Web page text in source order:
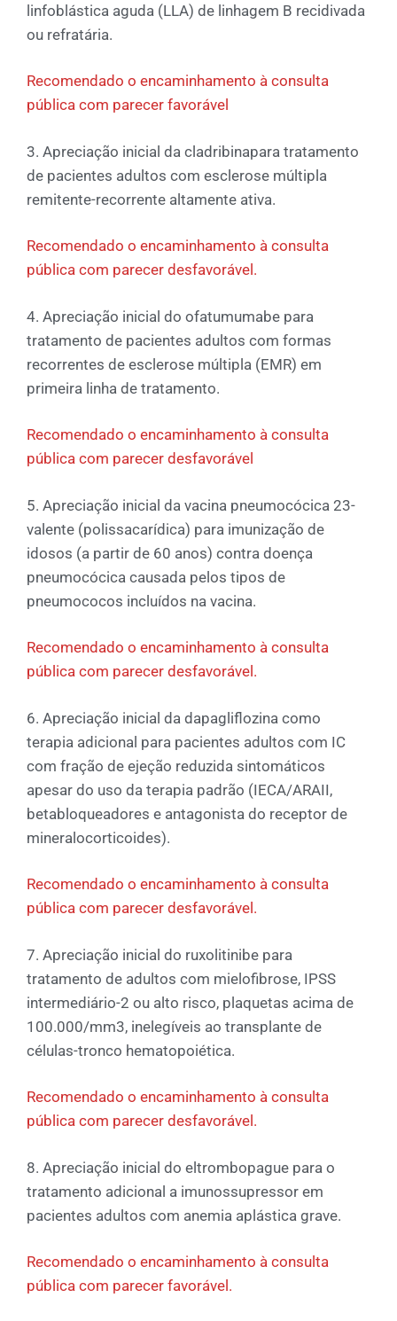
linfoblástica aguda (LLA) de linhagem B recidivada
ou refratária.
Recomendado o encaminhamento à consulta
pública com parecer favorável
3. Apreciação inicial da cladribinapara tratamento
de pacientes adultos com esclerose múltipla
remitente-recorrente altamente ativa.
Recomendado o encaminhamento à consulta
pública com parecer desfavorável.
4. Apreciação inicial do ofatumumabe para
tratamento de pacientes adultos com formas
recorrentes de esclerose múltipla (EMR) em
primeira linha de tratamento.
Recomendado o encaminhamento à consulta
pública com parecer desfavorável
5. Apreciação inicial da vacina pneumocócica 23-
valente (polissacarídica) para imunização de
idosos (a partir de 60 anos) contra doença
pneumocócica causada pelos tipos de
pneumococos incluídos na vacina.
Recomendado o encaminhamento à consulta
pública com parecer desfavorável.
6. Apreciação inicial da dapagliflozina como
terapia adicional para pacientes adultos com IC
com fração de ejeção reduzida sintomáticos
apesar do uso da terapia padrão (IECA/ARAII,
betabloqueadores e antagonista do receptor de
mineralocorticoides).
Recomendado o encaminhamento à consulta
pública com parecer desfavorável.
7. Apreciação inicial do ruxolitinibe para
tratamento de adultos com mielofibrose, IPSS
intermediário-2 ou alto risco, plaquetas acima de
100.000/mm3, inelegíveis ao transplante de
células-tronco hematopoiética.
Recomendado o encaminhamento à consulta
pública com parecer desfavorável.
8. Apreciação inicial do eltrombopague para o
tratamento adicional a imunossupressor em
pacientes adultos com anemia aplástica grave.
Recomendado o encaminhamento à consulta
pública com parecer favorável.